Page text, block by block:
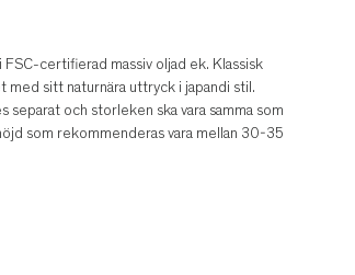
FSC-certifierad massiv oljad ek. Klassisk
med sitt naturnära uttryck i japandi stil.
separat och storleken ska vara samma som
som rekommenderas vara mellan 30-35